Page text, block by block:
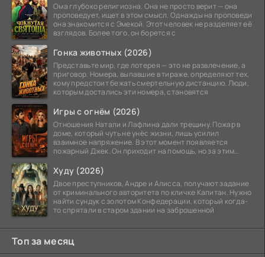
Ома глубоко религиозна. Она не просто верит — она
проповедует, ищет в этом смысл. Однажды на проповеди
она знакомится с Эмекой. Этот человек не разделяет её
взглядов. Более того, он борется с
Гонка животных (2026)
Представьте мир, где лотерея — это не развлечение, а
приговор. Номера, выпавшие в тираже, определяют тех,
кому предстоит бежать смертельную дистанцию. Люди,
которым достались эти номера, становятся
Игры с огнём (2026)
Отношения Натали и Лафлина дали трещину. Пожар в
доме, который чуть не унёс жизни, лишь усилил
взаимное напряжение. В этот момент появляется
пожарный Джек. Он приходит на помощь, но за этим
Худу (2026)
Двое преступников, Андре и Алисса, получают задание
от криминального авторитета по кличке Капитан. Нужно
найти сундук с золотом Конфедерации, который когда-
то спрятали в старом здании на заброшенной
Топ за месяц